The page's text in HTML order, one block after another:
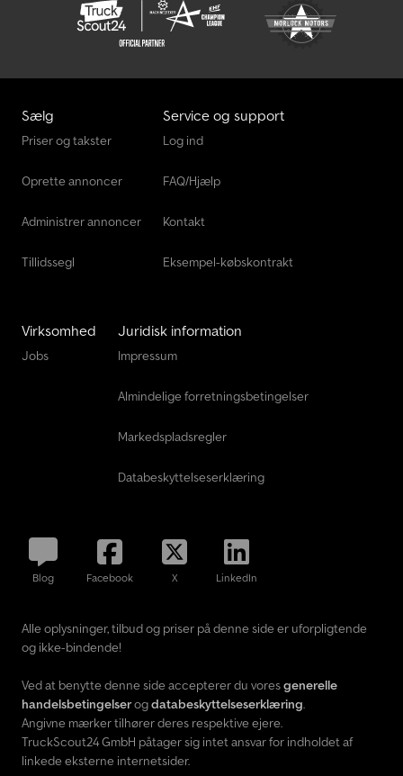
Rack På Højt Niveau
Standard Trækker
Transportteknik Til Landbrug
Sælg
Priser og takster
Oprette annoncer
Administrer annoncer
Tillidssegl
Service og support
Log ind
FAQ/Hjælp
Kontakt
Eksempel-købskontrakt
Virksomhed
Jobs
Juridisk information
Impressum
Almindelige forretningsbetingelser
Markedspladsregler
Databeskyttelseserklæring
Blog Facebook X LinkedIn
Alle oplysninger, tilbud og priser på denne side er uforpligtende
og ikke-bindende!
Ved at benytte denne side accepterer du voresgenerelle
handelsbetingelserogdatabeskyttelseserklæring.
Angivne mærker tilhører deres respektive ejere.
TruckScout24 GmbH påtager sig intet ansvar for indholdet af
linkede eksterne internetsider.